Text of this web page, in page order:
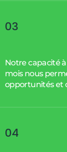
03
Notre capacité
mois nous
opportunités et
04